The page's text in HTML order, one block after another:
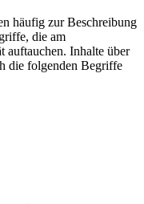
häufig zur Beschreibung
die am
auftauchen. Inhalte über
die folgenden Begriffe